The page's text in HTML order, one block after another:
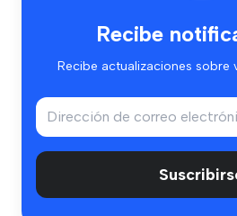
Recibe
Recibe actualizaciones sobre